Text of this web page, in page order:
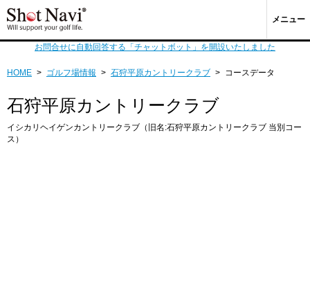
メニュー
お問合せに自動回答する「チャットボット」を開設いたしました
HOME > ゴルフ場情報 > 石狩平原カントリークラブ > コースデータ
石狩平原カントリークラブ
イシカリヘイゲンカントリークラブ（旧名:石狩平原カントリークラブ 当別コー
ス）